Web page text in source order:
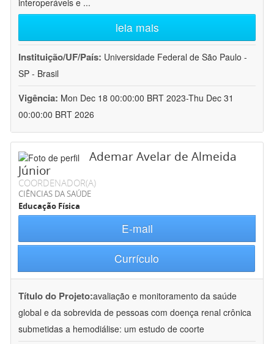
interoperáveis e ...
leia mais
Instituição/UF/País: Universidade Federal de São Paulo -
SP - Brasil
Vigência: Mon Dec 18 00:00:00 BRT 2023-Thu Dec 31
00:00:00 BRT 2026
Ademar Avelar de Almeida
Júnior
COORDENADOR(A)
CIÊNCIAS DA SAÚDE
Educação Física
E-mail
Currículo
Título do Projeto:avaliação e monitoramento da saúde
global e da sobrevida de pessoas com doença renal crônica
submetidas a hemodiálise: um estudo de coorte